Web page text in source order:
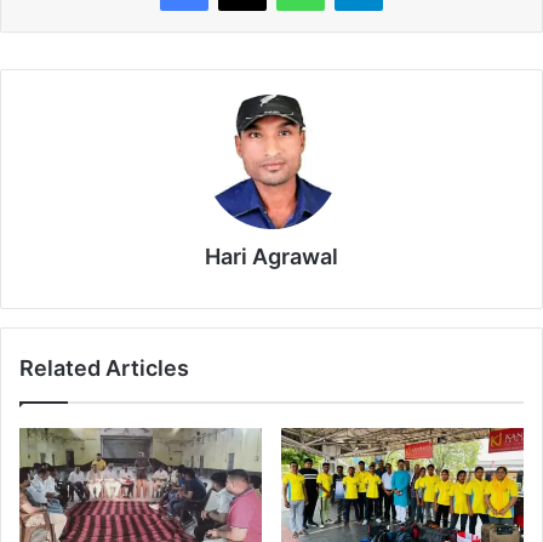
Hari Agrawal
Related Articles